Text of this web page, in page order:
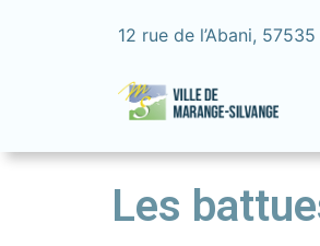
12 rue de l’Abani,
Les